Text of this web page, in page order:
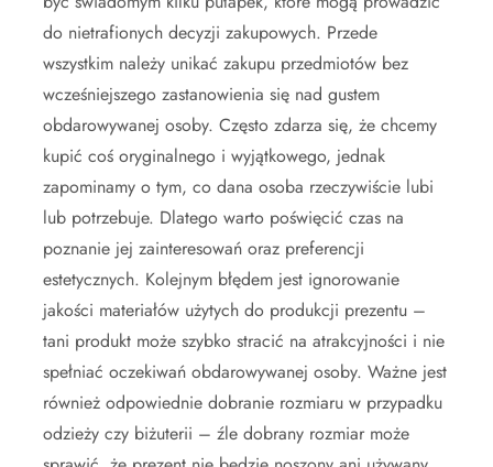
do nietrafionych decyzji zakupowych. Przede
wszystkim należy unikać zakupu przedmiotów bez
wcześniejszego zastanowienia się nad gustem
obdarowywanej osoby. Często zdarza się, że chcemy
kupić coś oryginalnego i wyjątkowego, jednak
zapominamy o tym, co dana osoba rzeczywiście lubi
lub potrzebuje. Dlatego warto poświęcić czas na
poznanie jej zainteresowań oraz preferencji
estetycznych. Kolejnym błędem jest ignorowanie
jakości materiałów użytych do produkcji prezentu –
tani produkt może szybko stracić na atrakcyjności i nie
spełniać oczekiwań obdarowywanej osoby. Ważne jest
również odpowiednie dobranie rozmiaru w przypadku
odzieży czy biżuterii – źle dobrany rozmiar może